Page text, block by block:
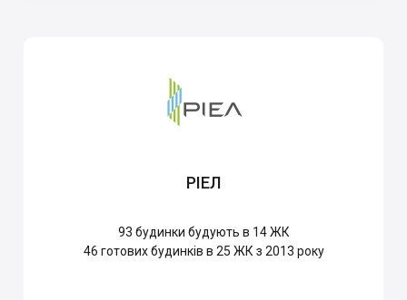
РІЕЛ
93 будинки будують в 14 ЖК
46 готових будинків в 25 ЖК з 2013 року